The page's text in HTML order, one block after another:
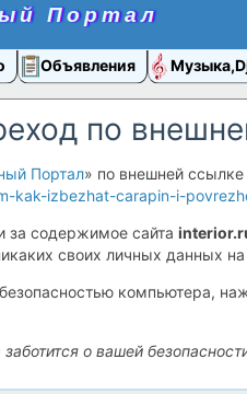
Портал
Объявления
по
Портал» по внешней ссылке
kak-izbezhat-carapin-i-
за содержимое сайта
своих личных данных на
компьютера,
о вашей